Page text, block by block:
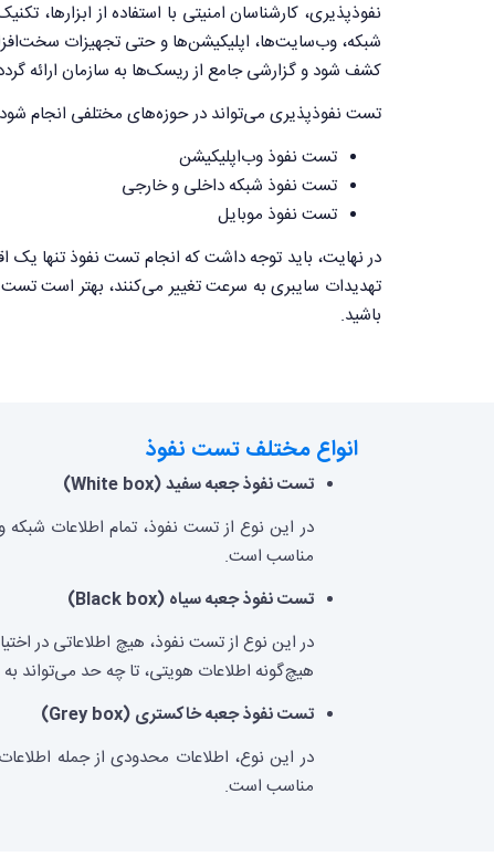
شبکه، وب‌سایت‌ها، اپلیکیشن‌ها و حتی تجهیزات
کشف شود و گزارشی جامع از ریسک‌ها به سازمان ارائه
تست نفوذپذیری می‌تواند در حوزه‌های مختلفی انجام
تست نفوذ وب‌اپلیکیشن
تست نفوذ شبکه داخلی و خارجی
تست نفوذ موبایل
در نهایت، باید توجه داشت که انجام تست نفوذ تنها یک
تهدیدات سایبری به سرعت تغییر می‌کنند، بهتر است تست
باشید.
انواع مختلف تست نفوذ
تست نفوذ جعبه سفید (White box)
در این نوع از تست نفوذ، تمام اطلاعات
مناسب است.
تست نفوذ جعبه سیاه (Black box)
در این نوع از تست نفوذ، هیچ اطلاعاتی در
هیچ‌گونه اطلاعات هویتی، تا چه حد می‌تواند
تست نفوذ جعبه خاکستری (Grey box)
در این نوع، اطلاعات محدودی از جمله
مناسب است.